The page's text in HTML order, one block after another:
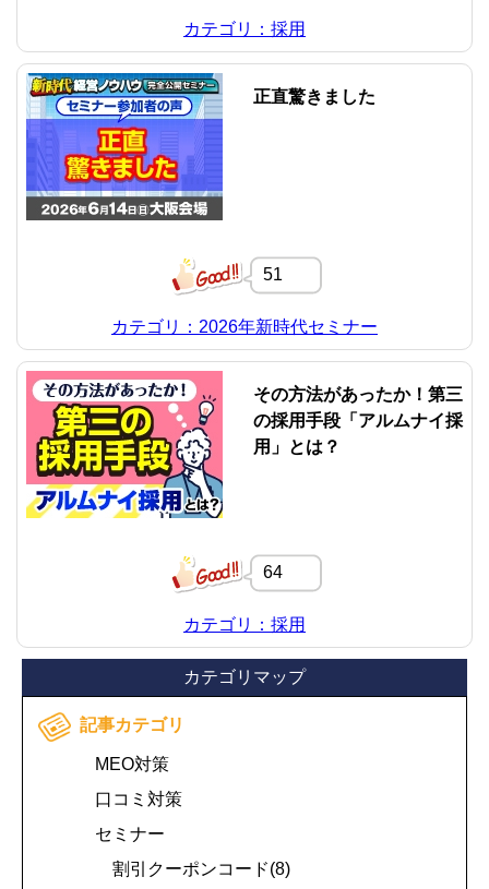
カテゴリ：採用
正直驚きました
51
カテゴリ：2026年新時代セミナー
その方法があったか！第三
の採用手段「アルムナイ採
用」とは？
64
カテゴリ：採用
カテゴリマップ
記事カテゴリ
MEO対策
口コミ対策
セミナー
割引クーポンコード(8)